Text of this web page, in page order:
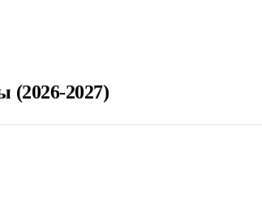
(2026-2027)